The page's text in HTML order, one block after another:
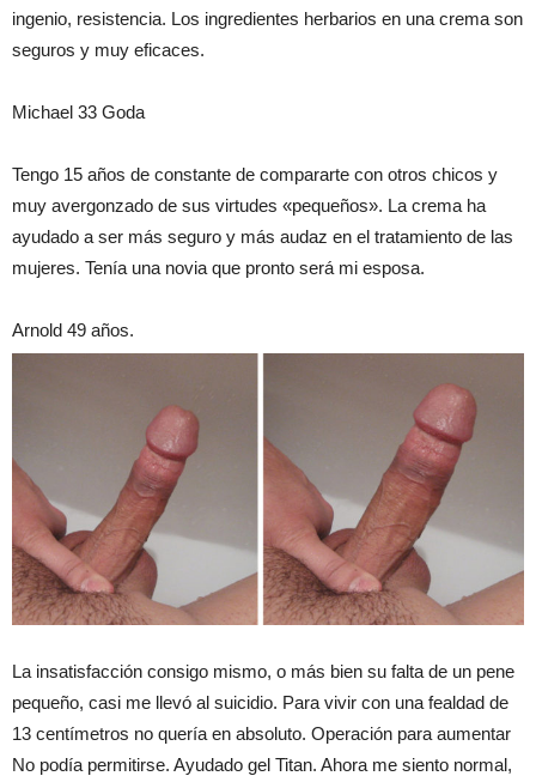
ingenio, resistencia. Los ingredientes herbarios en una crema son
seguros y muy eficaces.
Michael 33 Goda
Tengo 15 años de constante de compararte con otros chicos y
muy avergonzado de sus virtudes «pequeños». La crema ha
ayudado a ser más seguro y más audaz en el tratamiento de las
mujeres. Tenía una novia que pronto será mi esposa.
Arnold 49 años.
La insatisfacción consigo mismo, o más bien su falta de un pene
pequeño, casi me llevó al suicidio. Para vivir con una fealdad de
13 centímetros no quería en absoluto. Operación para aumentar
No podía permitirse. Ayudado gel Titan. Ahora me siento normal,